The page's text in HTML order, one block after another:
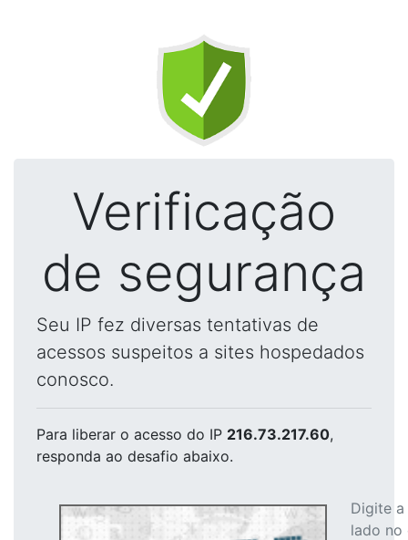
Verificação
de segurança
Seu IP fez diversas tentativas de
acessos suspeitos a sites hospedados
conosco.
Para liberar o acesso do IP 216.73.217.60,
responda ao desafio abaixo.
Digite
lado no